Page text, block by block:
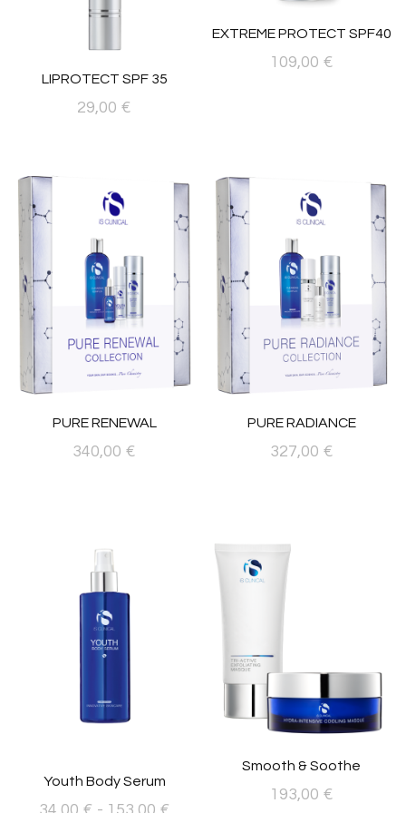
elegir
en
la
LIPROTECT SPF 35
29,00 €
EXTREME PROTECT SPF40
109,00 €
Las
se
pueden
elegir
en
la
página
producto
PURE RENEWAL
340,00 €
PURE RADIANCE
327,00 €
Youth Body Serum
Rango
Smooth & Soothe
193,00 €